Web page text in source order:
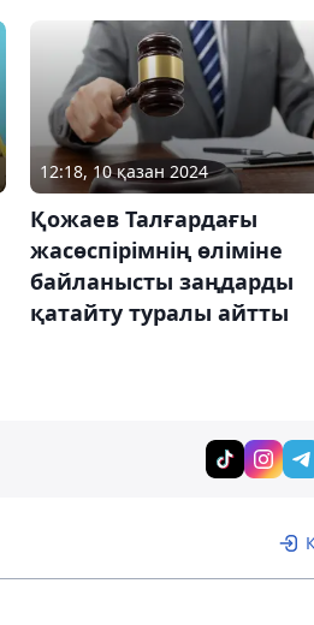
12:18, 10 қазан 2024
Қожаев Талғардағы
жасөспірімнің өліміне
байланысты заңдарды
қатайту туралы айтты